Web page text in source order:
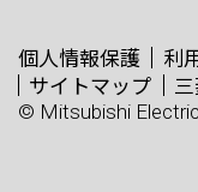
個人情報保護 利
サイトマップ
© Mitsubishi